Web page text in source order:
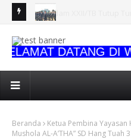
Tampilkan Kesiapan
DATANG DI
Beranda
Ketua Pembina Yayasan
Mushola AL-A’THA” SD Hang Tuah